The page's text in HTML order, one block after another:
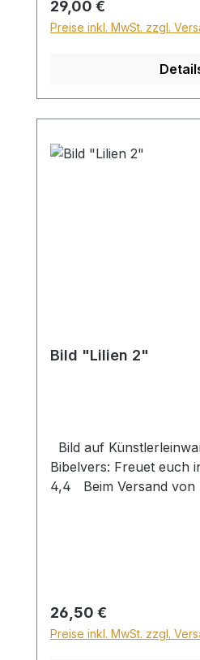
Regulärer Preis:
29,00 €
Preise inkl. MwSt. zzgl.
Bild "Lilien 2"
Bild auf Künstlerleinwand Mit
Bibelvers: Freuet euch
4,4 Beim Versand von
Sperrgutzuschlag 30€.
Regulärer Preis:
26,50 €
Preise inkl. MwSt. zzgl.